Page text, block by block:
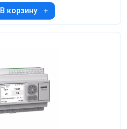
В корзину